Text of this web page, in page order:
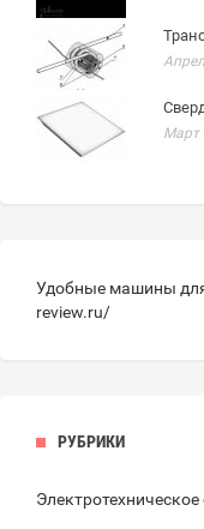
Март
Удобные машины
review.ru/
РУБРИКИ